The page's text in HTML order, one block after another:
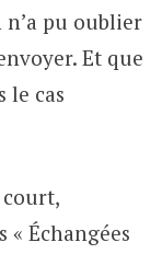
pu oublier
Et que
le cas
« Échangées